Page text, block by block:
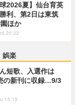
球2026夏】仙台育英
利、第2日は東筑
ほか
20:32
娯楽
短歌、入選作は
の新刊に収録…9/3
15:15